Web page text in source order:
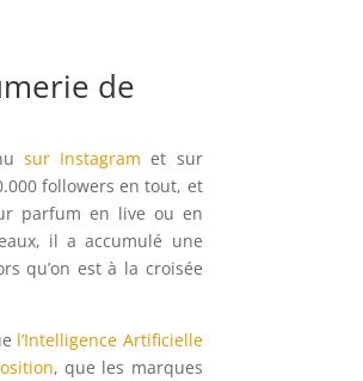
de
sur Instagram et sur
followers en tout, et
parfum en live ou en
il a accumulé une
qu’on est à la croisée
l’Intelligence Artificielle
, que les marques